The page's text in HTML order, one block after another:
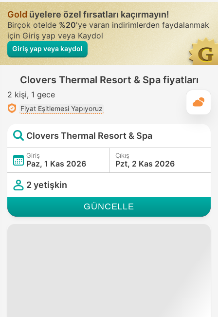
Goldüyelere özel fırsatları kaçırmayın!
Birçok otelde%20'ye varan indirimlerden faydalanmak
için Giriş yap veya Kaydol
Giriş yap veya kaydol
Clovers Thermal Resort & Spa fiyatları
2 kişi 1 gece
Fiyat Eşitlemesi Yapıyoruz
Clovers Thermal Resort & Spa
Giriş
Paz, 1 Kas 2026
Çıkış
Pzt, 2 Kas 2026
2 yetişkin
GÜNCELLE